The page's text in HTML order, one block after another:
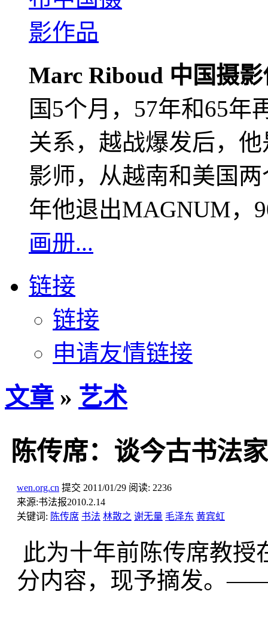
Marc Riboud 中国摄
国5个月，57年和65年
关系，越战爆发后，
影师，从越南和美国
年他退出MAGNUM，
画册...
链接
链接
申请友情链接
文章 » 艺术
陈传席：谈今古书法
wen.org.cn 提交 2011/01/29 阅读: 2236
来源:书法报2010.2.14
关键词: 陈传席 书法 林散之 谢无量 毛泽东 黄宾虹
此为十年前陈传席教授
分内容，现予摘发。